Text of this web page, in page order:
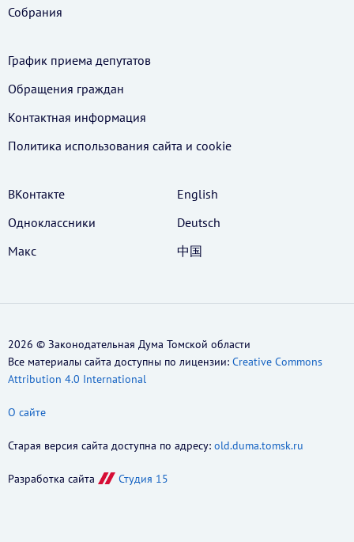
Собрания
График приема депутатов
Обращения граждан
Контактная информация
Политика использования cайта и cookie
ВКонтакте
Одноклассники
Макс
English
Deutsch
中国
2026 © Законодательная Дума Томской области
Все материалы сайта доступны по лицензии: Creative Commons
Attribution 4.0 International
О сайте
Старая версия сайта доступна по адресу: old.duma.tomsk.ru
Разработка сайта Студия 15